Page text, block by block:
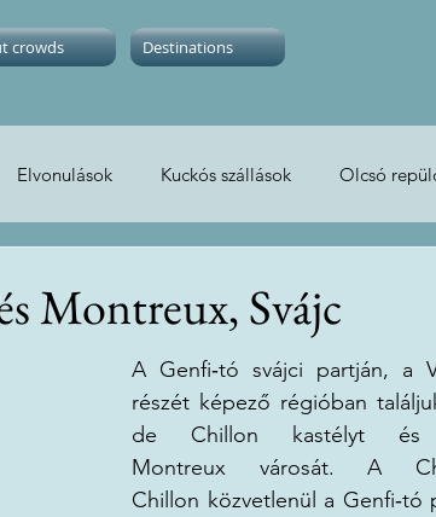
crowds Destinations
Elvonulások Kuckós szállások Olcsó
Montreux, Svájc
A Genfi‑tó svájci partján, a
részét képező régióban
de Chillon kastélyt
Montreux városát. A
Chillon közvetlenül a Genfi‑tó